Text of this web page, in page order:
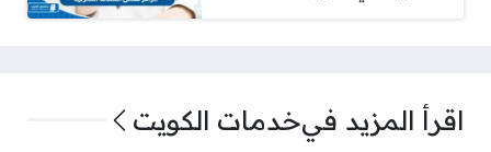
اقرأ المزيد فيخدمات الكويت